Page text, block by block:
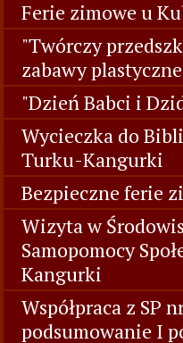
Ferie zimowe u
"Twórczy
zabawy
"Dzień Babci i
Wycieczka do
Turku-Kangurki
Bezpieczne ferie
Wizyta w
Samopomocy
Kangurki
Współpraca z SP
podsumowanie I